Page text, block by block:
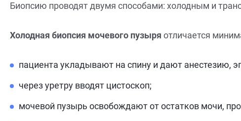
Биопсию проводят двумя способами: холодным и
Холодная биопсия мочевого пузыря отличается
пациента укладывают на спину и дают анестезию,
через уретру вводят цистоскоп;
мочевой пузырь освобождают от остатков мочи,